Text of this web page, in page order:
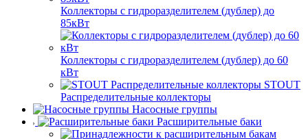
Коллекторы с гидроразделителем (дублер) до
85кВт
Коллекторы с гидроразделителем (дублер) до 60
кВт
STOUT
Распределительные коллекторы
Насосные группы
Расширительные баки